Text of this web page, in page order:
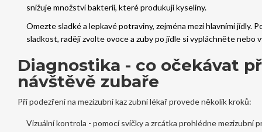
snižuje množství bakterií, které produkují kyseliny.
Omezte sladké a lepkavé potraviny, zejména mezi hlavními jídly.
sladkost, raději zvolte ovoce a zuby po jídle si vypláchněte nebo
Diagnostika - co očekávat
návštěvě zubaře
Při podezření na mezizubní kaz zubní lékař provede několik kroků:
Vizuální kontrola - pomocí svíčky a zrcátka prohlédne mezizubní